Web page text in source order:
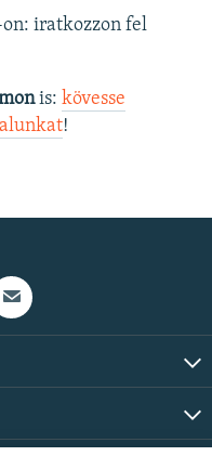
iratkozzon fel
is: kövesse
! ​